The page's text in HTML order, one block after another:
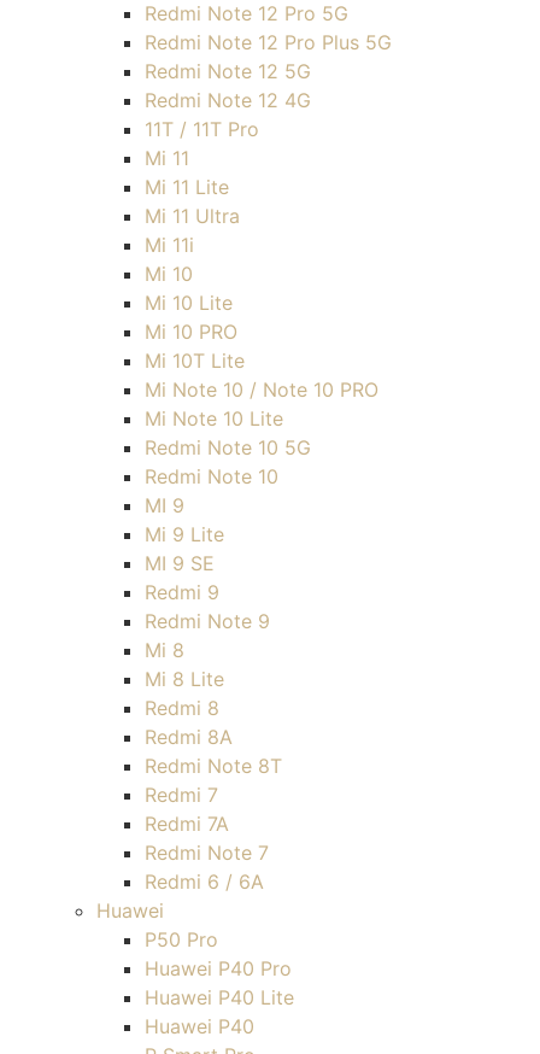
Redmi Note 12 Pro 5G
Redmi Note 12 Pro Plus 5G
Redmi Note 12 5G
Redmi Note 12 4G
11T / 11T Pro
Mi 11
Mi 11 Lite
Mi 11 Ultra
Mi 11i
Mi 10
Mi 10 Lite
Mi 10 PRO
Mi 10T Lite
Mi Note 10 / Note 10 PRO
Mi Note 10 Lite
Redmi Note 10 5G
Redmi Note 10
MI 9
Mi 9 Lite
MI 9 SE
Redmi 9
Redmi Note 9
Mi 8
Mi 8 Lite
Redmi 8
Redmi 8A
Redmi Note 8T
Redmi 7
Redmi 7A
Redmi Note 7
Redmi 6 / 6A
Huawei
P50 Pro
Huawei P40 Pro
Huawei P40 Lite
Huawei P40